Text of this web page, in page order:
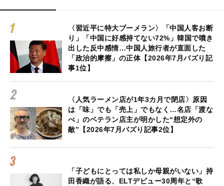
〈習近平に特大ブーメラン〉「中国人客お断
り」「中国に好感持てない72%」韓国で噴き
出した反中感情…中国人旅行者が直面した
「政治的摩擦」の正体【2026年7月バズり記
事1位】
〈人気ラーメン店が1年3カ月で閉店〉原因
は「味」でも「売上」でもなく…名店「渡な
べ」のベテラン店主が明かした“想定外の
敵”【2026年7月バズり記事2位】
「子どもにとっては私しか母親がいない」持
田香織が語る、ELTデビュー30周年と“歌